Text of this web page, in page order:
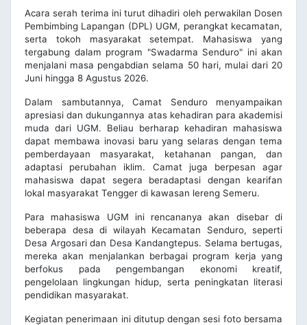
Acara serah terima ini turut dihadiri oleh perwakilan Dosen
Pembimbing Lapangan (DPL) UGM, perangkat kecamatan,
serta tokoh masyarakat setempat. Mahasiswa yang
tergabung dalam program "Swadarma Senduro" ini akan
menjalani masa pengabdian selama 50 hari, mulai dari 20
Juni hingga 8 Agustus 2026.
Dalam sambutannya, Camat Senduro menyampaikan
apresiasi dan dukungannya atas kehadiran para akademisi
muda dari UGM. Beliau berharap kehadiran mahasiswa
dapat membawa inovasi baru yang selaras dengan tema
pemberdayaan masyarakat, ketahanan pangan, dan
adaptasi perubahan iklim. Camat juga berpesan agar
mahasiswa dapat segera beradaptasi dengan kearifan
lokal masyarakat Tengger di kawasan lereng Semeru.
Para mahasiswa UGM ini rencananya akan disebar di
beberapa desa di wilayah Kecamatan Senduro, seperti
Desa Argosari dan Desa Kandangtepus. Selama bertugas,
mereka akan menjalankan berbagai program kerja yang
berfokus pada pengembangan ekonomi kreatif,
pengelolaan lingkungan hidup, serta peningkatan literasi
pendidikan masyarakat.
Kegiatan penerimaan ini ditutup dengan sesi foto bersama